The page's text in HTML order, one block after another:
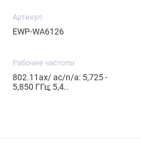
Артикул
EWP-WA6126
Рабочие частоты
802.11ax/ ac/n/a: 5,725 -
5,850 ГГц; 5,4..